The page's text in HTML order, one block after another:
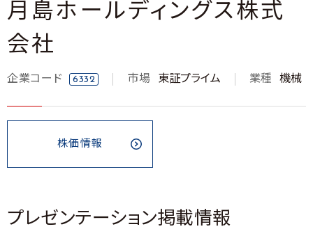
月島ホールディングス株式
会社
企業コード 6332 市場 東証プライム 業種 機械
株価情報
プレゼンテーション掲載情報